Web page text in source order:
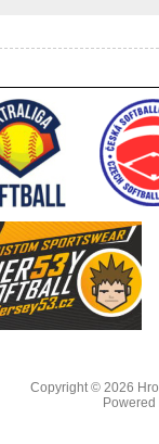
Copyright © 2026
Powered